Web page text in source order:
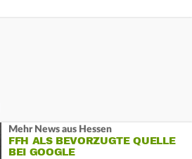
Mehr News aus Hessen
FFH ALS BEVORZUGTE QUELLE
BEI GOOGLE